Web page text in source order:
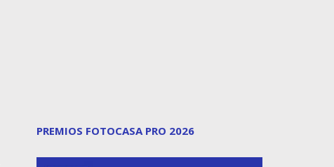
PREMIOS FOTOCASA PRO 2026